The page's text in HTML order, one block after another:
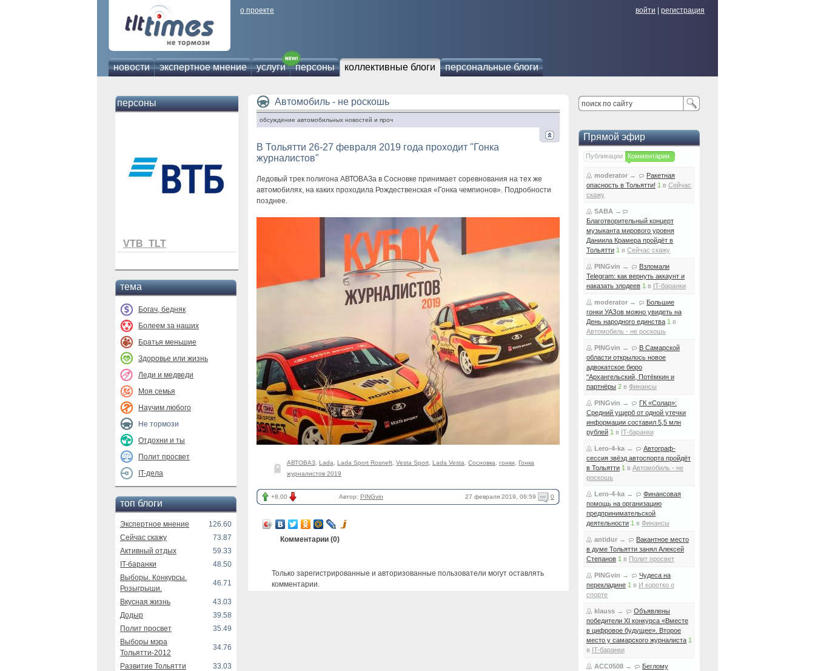
о проекте войти регистрация
новости экспертное мнение услуги персоны коллективные блоги персональные блоги
персоны
VTB_TLT
тема
Богач, бедняк
Болеем за наших
Братья меньшие
Здоровье или жизнь
Леди и медведи
Моя семья
Научим любого
Не тормози
Отдохни и ты
Полит просвет
IT-дела
топ блоги
Экспертное мнение
126.60
Сейчас скажу
73.87
Активный отдых
59.33
IT-баранки
48.50
Выборы. Конкурсы.
Розыгрыши.
46.71
Вкусная жизнь
43.03
Додыр
39.58
Полит просвет
35.49
Выборы мэра
Тольятти-2012
34.76
Развитие Тольятти 33.03
Автомобиль - не роскошь
обсуждение автомобильных новостей и проч
В Тольятти 26-27 февраля 2019 года проходит "Гонка
журналистов"
Ледовый трек полигона АВТОВАЗа в Сосновке принимает соревнования на тех же
автомобилях, на каких проходила Рождественская «Гонка чемпионов». Подробности
позднее.
АВТОВАЗ Lada Lada Sport Rosneft Vesta Sport Lada Vesta Сосновка гонки
Гонка
журналистов 2019
+8.00 Автор: PINGvin 27 февраля 2019, 06:59 0
Комментарии (0)
Только зарегистрированные и авторизованные пользователи могут оставлять
комментарии.
Прямой эфир
Публикации Комментарии
moderator →
Ракетная
опасность в Тольятти! 1 в Сейчас
скажу
SABA →
Благотворительный концерт
музыканта мирового уровня
Даниила Крамера пройдёт в
Тольятти 1 в Сейчас скажу
PINGvin →
Взломали
Telegram: как вернуть аккаунт и
наказать злодеев 1 в IT-баранки
moderator →
Большие
гонки УАЗов можно увидеть на
День народного единства 1 в
Автомобиль - не роскошь
PINGvin →
В Самарской
области открылось новое
адвокатское бюро
"Архангельский, Потёмкин и
партнёры 2 в Финансы
PINGvin →
ГК «Солар»:
Средний ущерб от одной утечки
информации составил 5,5 млн
рублей 1 в IT-баранки
Lero-4-ka →
Автограф-
сессия звёзд автоспорта пройдёт
в Тольятти 1 в Автомобиль - не
роскошь
Lero-4-ka →
Финансовая
помощь на организацию
предпринимательской
деятельности 1 в Финансы
antidur →
Вакантное место
в думе Тольятти занял Алексей
Степанов 1 в Полит просвет
PINGvin →
Чудеса на
перекладине 1 в И коротко о
спорте
klauss →
Объявлены
победители XI конкурса «Вместе
в цифровое будущее». Второе
место у самарского журналиста 1
в IT-баранки
ACC0508 →
Беглому